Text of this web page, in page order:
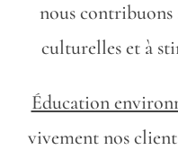
nous contribuons
culturelles et à
Éducation
vivement nos